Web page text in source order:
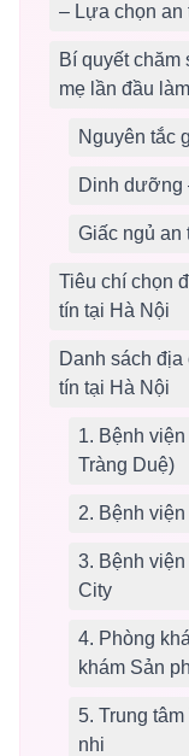
– Lựa chọn an
Bí quyết chăm
mẹ lần đầu
Nguyên tắc
Dinh dưỡng
Giấc ngủ an
Tiêu chí chọn
tín tại Hà Nội
Danh sách
tín tại Hà Nội
1. Bệnh
Tràng Duệ)
2. Bệnh
3. Bệnh
City
4. Phòng
khám Sản
5. Trung
nhi